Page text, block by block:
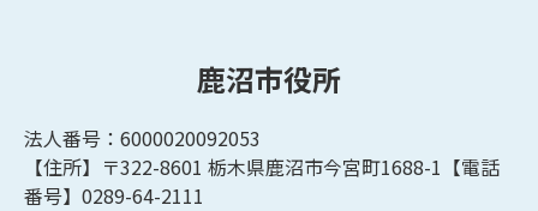
鹿沼市役所
法人番号：6000020092053
【住所】〒322-8601 栃木県鹿沼市今宮町1688-1【電話
番号】0289-64-2111